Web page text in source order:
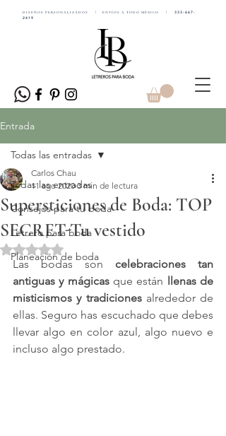
DISEÑOS PERSONALIZADOS | ENVÍOS A TODO MÉXICO | 333-667-
2419
Entrada
Todas las entradas
Consejos para tu boda
Letrero para boda
Planeación de boda
Todas las entradas
Supersticiones de Boda: TOP
SECRET-Tu vestido
Carlos Chau
11 ago 2020 3 min de lectura
Obtuvo NaN de 5 estrellas.
Las bodas son celebraciones tan
antiguas y mágicas que están llenas de
misticismos y tradiciones alrededor de
ellas. Seguro has escuchado que debes
llevar algo en color azul, algo nuevo e
incluso algo prestado.